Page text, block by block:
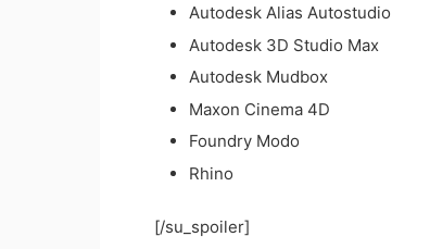
Autodesk Alias Autostudio
Autodesk 3D Studio Max
Autodesk Mudbox
Maxon Cinema 4D
Foundry Modo
Rhino
[/su_spoiler]